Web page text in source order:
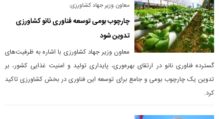
معاون وزیر جهاد کشاورزی:
چارچوب بومی توسعه فناوری نانو کشاورزی
تدوین شود
معاون وزیر جهاد کشاورزی با اشاره به ظرفیت‌های
گسترده فناوری نانو در ارتقای بهره‌وری، پایداری تولید و امنیت غذایی کشور، بر
تدوین یک چارچوب بومی و جامع برای توسعه این فناوری در بخش کشاورزی تاکید
کرد.